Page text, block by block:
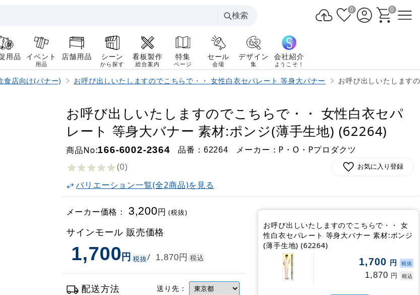
検索
0 0
用品 イベント
用品
店舗用品 シーン
から探す
看板製作
総合案内
特集
ページ
セール
会場
デザイン
集
会社紹介
ようこそ！
食店向け(バナー) お呼び出しいたしますのでこちらで・・ 女性白衣セパレート 等身大バナー お呼び出しいたします
お呼び出しいたしますのでこちらで・・ 女性白衣セパ
レート 等身大バナー 素材:ポンジ(薄手生地) (62264)
商品No:166-6002-2364 品番： 62264 メーカー：P・O・Pプロダクツ
(0) お気に入り登録
バリエーション一覧(全2商品)を見る
メーカー価格： 3,200円(税抜)
サインモール 販売価格
1,700円 税抜/ 1,870円 税込
配送方法 送り先：
お呼び出しいたしますのでこちらで・・ 女
性白衣セパレート 等身大バナー 素材:ポンジ
(薄手生地) (62264)
1,700 円 税抜
1,870 円 税込